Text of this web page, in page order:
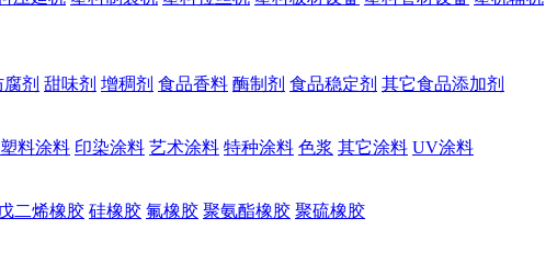
腐剂 甜味剂 增稠剂 食品香料 酶制剂 食品稳定剂 其它食品添加剂
塑料涂料 印染涂料 艺术涂料 特种涂料 色浆 其它涂料 UV涂料
二烯橡胶 硅橡胶 氟橡胶 聚氨酯橡胶 聚硫橡胶